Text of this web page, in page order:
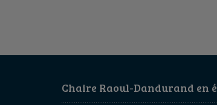
Chaire Raoul-Dandurand en